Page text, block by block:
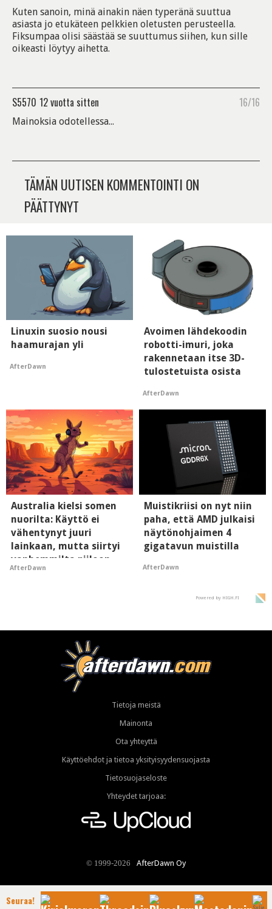
Kuten sanoin, minä ainakin näen typeränä suuttua
asiasta jo etukäteen pelkkien oletusten perusteella.
Fiksumpaa olisi säästää se suuttumus siihen, kun sille
oikeasti löytyy aihetta.
S5570 12 vuotta sitten 16/16
Mainoksia odotellessa...
TÄMÄN UUTISEN KOMMENTOINTI ON
PÄÄTTYNYT
Linuxin suosio nousi
haamurajan yli
AfterDawn
Avoimen lähdekoodin
robotti-imuri, joka
rakennetaan itse 3D-
tulostetuista osista
AfterDawn
Australia kielsi somen
nuorilta: Käyttö ei
vähentynyt juuri
lainkaan, mutta siirtyi
vanhemmilta piiloon
AfterDawn
Muistikriisi on nyt niin
paha, että AMD julkaisi
näytönohjaimen 4
gigatavun muistilla
AfterDawn
Powered by HIGH.FI
Tietoja meistä
Mainonta
Ota yhteyttä
Käyttöehdot ja tietoa yksityisyydensuojasta
Tietosuojaseloste
Yhteydet tarjoaa:
© 1999-2026 AfterDawn Oy
Seuraa!